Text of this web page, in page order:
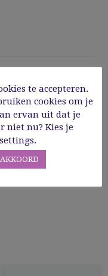
met peper en
de kook met sjalot,
en kook tot 1/3
terug in een
scheut room toe
Breng op smaak
peper en zout.
te accepteren.
cookies om je
ervan uit dat je
niet nu? Kies je
AKKOORD